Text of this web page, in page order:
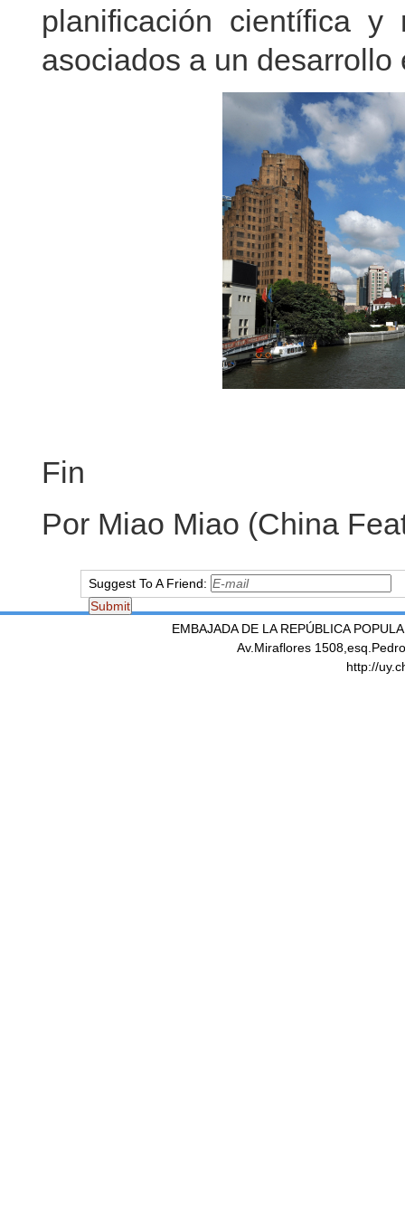
planificación científica
asociados a un
Fin
Por Miao Miao (China
Suggest To A Friend:
EMBAJADA DE LA REPÚBLICA
Av.Miraflores
http://